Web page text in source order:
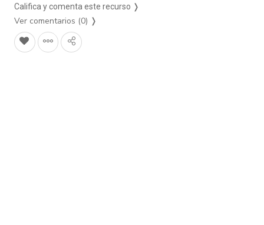
Califica y comenta este recurso ❭
Ver comentarios (0) ❭